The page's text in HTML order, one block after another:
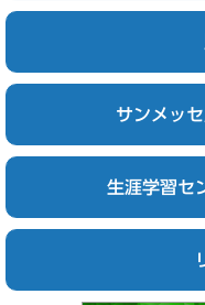
サンメッ
生涯学習セ